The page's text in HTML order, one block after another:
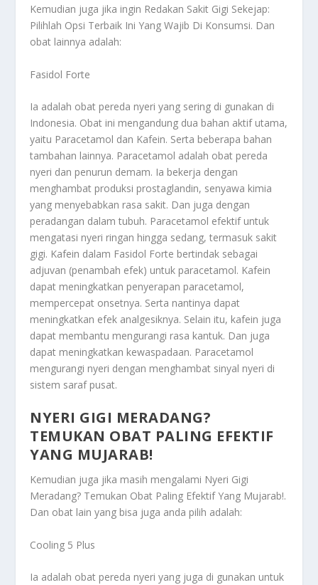
Kemudian juga jika ingin Redakan Sakit Gigi Sekejap:
Pilihlah Opsi Terbaik Ini Yang Wajib Di Konsumsi. Dan
obat lainnya adalah:
Fasidol Forte
Ia adalah obat pereda nyeri yang sering di gunakan di
Indonesia. Obat ini mengandung dua bahan aktif utama,
yaitu Paracetamol dan Kafein. Serta beberapa bahan
tambahan lainnya. Paracetamol adalah obat pereda
nyeri dan penurun demam. Ia bekerja dengan
menghambat produksi prostaglandin, senyawa kimia
yang menyebabkan rasa sakit. Dan juga dengan
peradangan dalam tubuh. Paracetamol efektif untuk
mengatasi nyeri ringan hingga sedang, termasuk sakit
gigi. Kafein dalam Fasidol Forte bertindak sebagai
adjuvan (penambah efek) untuk paracetamol. Kafein
dapat meningkatkan penyerapan paracetamol,
mempercepat onsetnya. Serta nantinya dapat
meningkatkan efek analgesiknya. Selain itu, kafein juga
dapat membantu mengurangi rasa kantuk. Dan juga
dapat meningkatkan kewaspadaan. Paracetamol
mengurangi nyeri dengan menghambat sinyal nyeri di
sistem saraf pusat.
NYERI GIGI MERADANG?
TEMUKAN OBAT PALING EFEKTIF
YANG MUJARAB!
Kemudian juga jika masih mengalami Nyeri Gigi
Meradang? Temukan Obat Paling Efektif Yang Mujarab!.
Dan obat lain yang bisa juga anda pilih adalah:
Cooling 5 Plus
Ia adalah obat pereda nyeri yang juga di gunakan untuk